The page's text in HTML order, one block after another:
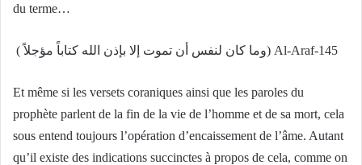
du terme…
( وما كان لنفس أن تموت إلا بإذن الله كتاباً مؤجلاً) Al-Araf-145
Et même si les versets coraniques ainsi que les paroles du
prophète parlent de la fin de la vie de l’homme et de sa mort, cela
sous entend toujours l’opération d’encaissement de l’âme. Autant
qu’il existe des indications succinctes à propos de cela, comme on